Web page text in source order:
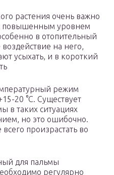
растения очень важно
повышенным уровнем
в отопительный
на него,
усыхать, и в короткий
режим
20 °C. Существует
в таких ситуациях
но это ошибочно.
произрастать во
для пальмы
регулярно